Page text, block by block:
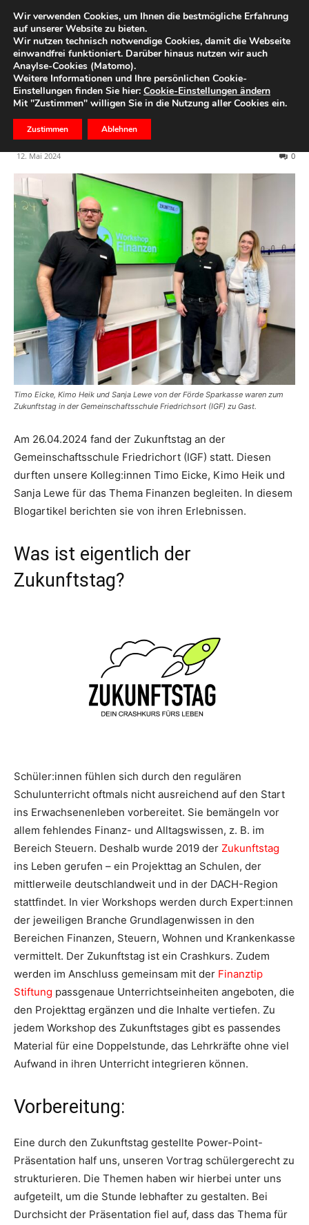
Start Dein Blog
Zukunftstag – gut
vorbereitet ins
Erwachsenenleben starten
12. Mai 2024 0
Timo Eicke, Kimo Heik und Sanja Lewe von der Förde Sparkasse waren zum
Zukunftstag in der Gemeinschaftsschule Friedrichsort (IGF) zu Gast.
Am 26.04.2024 fand der Zukunftstag an der
Gemeinschaftsschule Friedrichort (IGF) statt. Diesen
durften unsere Kolleg:innen Timo Eicke, Kimo Heik und
Sanja Lewe für das Thema Finanzen begleiten. In diesem
Blogartikel berichten sie von ihren Erlebnissen.
Was ist eigentlich der
Zukunftstag?
Schüler:innen fühlen sich durch den regulären
Schulunterricht oftmals nicht ausreichend auf den Start
ins Erwachsenenleben vorbereitet. Sie bemängeln vor
allem fehlendes Finanz- und Alltagswissen, z. B. im
Bereich Steuern. Deshalb wurde 2019 der Zukunftstag
ins Leben gerufen – ein Projekttag an Schulen, der
mittlerweile deutschlandweit und in der DACH-Region
stattfindet. In vier Workshops werden durch Expert:innen
der jeweiligen Branche Grundlagenwissen in den
Bereichen Finanzen, Steuern, Wohnen und Krankenkasse
vermittelt. Der Zukunftstag ist ein Crashkurs. Zudem
werden im Anschluss gemeinsam mit der Finanztip
Stiftung passgenaue Unterrichtseinheiten angeboten, die
den Projekttag ergänzen und die Inhalte vertiefen. Zu
jedem Workshop des Zukunftstages gibt es passendes
Material für eine Doppelstunde, das Lehrkräfte ohne viel
Aufwand in ihren Unterricht integrieren können.
Vorbereitung:
Eine durch den Zukunftstag gestellte Power-Point-
Präsentation half uns, unseren Vortrag schülergerecht zu
strukturieren. Die Themen haben wir hierbei unter uns
aufgeteilt, um die Stunde lebhafter zu gestalten. Bei
Durchsicht der Präsentation fiel auf, dass das Thema für
Wir verwenden Cookies, um Ihnen die bestmögliche Erfahrung
auf unserer Website zu bieten.
Wir nutzen technisch notwendige Cookies, damit die Webseite
einwandfrei funktioniert. Darüber hinaus nutzen wir auch
Anaylse-Cookies (Matomo).
Weitere Informationen und Ihre persönlichen Cookie-
Einstellungen finden Sie hier: Cookie-Einstellungen ändern
Mit "Zustimmen" willigen Sie in die Nutzung aller Cookies ein.
Zustimmen Ablehnen